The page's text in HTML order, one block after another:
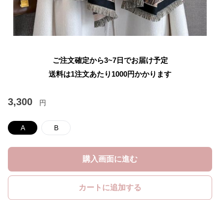
ご注文確定から3~7日でお届け予定
送料は1注文あたり 1000円かかります
3,300 円
A B
購入画面に進む
カートに追加する